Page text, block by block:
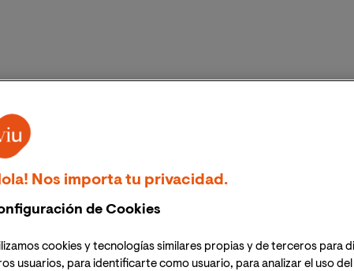
ABRIL
Nos importa tu privacidad.
de Cookies
cookies y tecnologías similares propias y de terceros para
usuarios, para identificarte como usuario, para analizar el uso